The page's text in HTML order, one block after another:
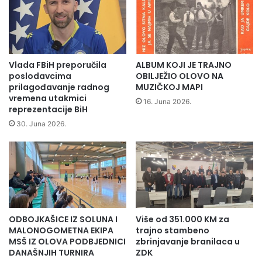
Ferhatović,Fatima Bijelić,Maida Karahmetović,Harun
Hadžiabdić,Medina i Nermin Sirćo,Sajma Gledo,Zemir
Kehić i Adin
Čolaković.
Pohvale za učešće u slobodnim i vannastavnim
aktivnostima škole dobili su;Belmina i Amina Milunić,Berina
Omerović,Abdulaziz Numanović,Anes Halilović,Miralem
o
a
p
o
s
j
e
t
i
a
b
i
n
a
J
a
c
u
Z
D
K
Vlada FBiH preporučila
poslodavcima
prilagođavanje radnog
vremena utakmici
reprezentacije BiH
30. Juna 2026.
ALBUM KOJI JE TRAJNO
OBILJEŽIO OLOVO NA
MUZIČKOJ MAPI
16. Juna 2026.
ODBOJKAŠICE IZ SOLUNA I
MALONOGOMETNA EKIPA
MSŠ IZ OLOVA PODBJEDNICI
DANAŠNJIH TURNIRA
Više od 351.000 KM za
trajno stambeno
zbrinjavanje branilaca u
ZDK